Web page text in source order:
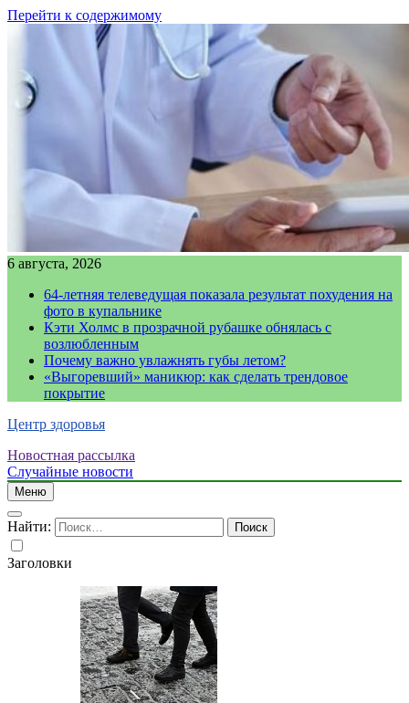
Перейти к содержимому
6 августа, 2026
64-летняя телеведущая показала результат похудения на
фото в купальнике
Кэти Холмс в прозрачной рубашке обнялась с
возлюбленным
Почему важно увлажнять губы летом?
«Выгоревший» маникюр: как сделать трендовое
покрытие
Центр здоровья
Новостная рассылка
Случайные новости
Меню
Найти:
Заголовки